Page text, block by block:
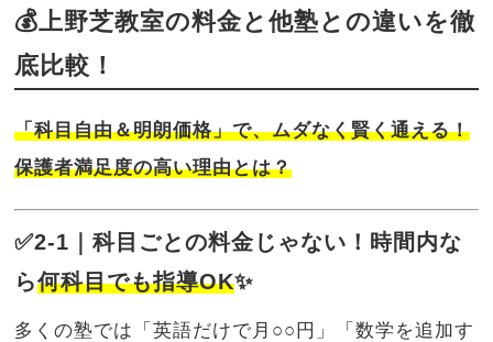
💰上野芝教室の料金と他塾との違いを徹
底比較！
「科目自由＆明朗価格」で、ムダなく賢く通える！
保護者満足度の高い理由とは？
✅2-1｜科目ごとの料金じゃない！時間内な
ら何科目でも指導OK✨
多くの塾では「英語だけで月○○円」「数学を追加す